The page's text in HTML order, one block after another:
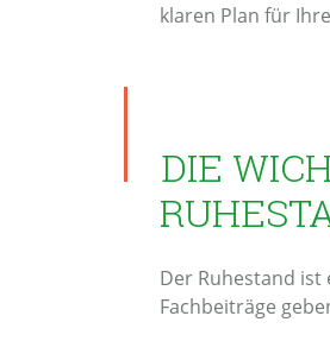
klaren Plan für
DIE
Der Ruhestand ist
Fachbeiträge